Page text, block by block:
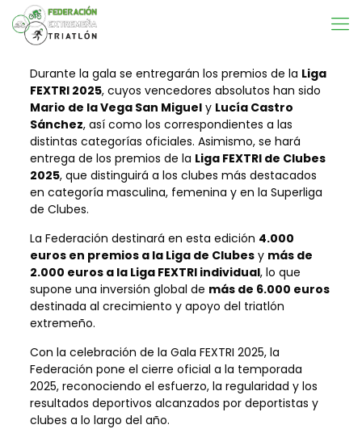
Durante la gala se entregarán los premios de la Liga
FEXTRI 2025, cuyos vencedores absolutos han sido
Mario de la Vega San Miguely Lucía Castro
Sánchez, así como los correspondientes a las
distintas categorías oficiales. Asimismo, se hará
entrega de los premios de la Liga FEXTRI de Clubes
2025, que distinguirá a los clubes más destacados
en categoría masculina, femenina y en la Superliga
de Clubes.
La Federación destinará en esta edición 4.000
euros en premios a la Liga de Clubesy más de
2.000 euros a la Liga FEXTRI individual, lo que
supone una inversión global de más de 6.000 euros
destinada al crecimiento y apoyo del triatlón
extremeño.
Con la celebración de la Gala FEXTRI 2025, la
Federación pone el cierre oficial a la temporada
2025, reconociendo el esfuerzo, la regularidad y los
resultados deportivos alcanzados por deportistas y
clubes a lo largo del año.